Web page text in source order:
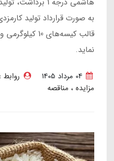
به صورت قرارداد تولید
نماید.
04 مرداد 1405
مزایده
مناقصه